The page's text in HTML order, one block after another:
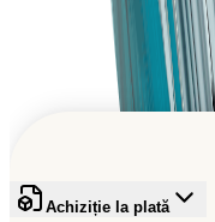
O rețea globală de
Inspirăm generația
Înscrieți-vă gratuit
Achiziție la plată